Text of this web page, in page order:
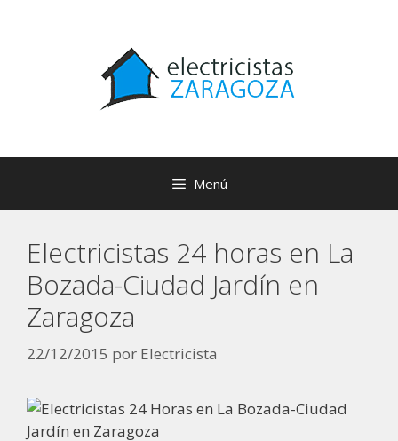
Menú
Electricistas 24 horas en La
Bozada-Ciudad Jardín en
Zaragoza
22/12/2015 por Electricista